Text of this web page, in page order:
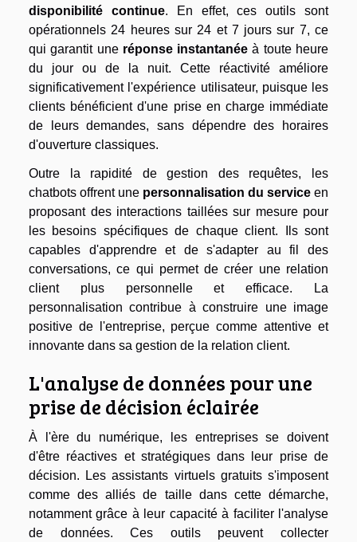
disponibilité continue. En effet, ces outils sont
opérationnels 24 heures sur 24 et 7 jours sur 7, ce
qui garantit une réponse instantanée à toute heure
du jour ou de la nuit. Cette réactivité améliore
significativement l'expérience utilisateur, puisque les
clients bénéficient d'une prise en charge immédiate
de leurs demandes, sans dépendre des horaires
d'ouverture classiques.
Outre la rapidité de gestion des requêtes, les
chatbots offrent une personnalisation du service en
proposant des interactions taillées sur mesure pour
les besoins spécifiques de chaque client. Ils sont
capables d'apprendre et de s'adapter au fil des
conversations, ce qui permet de créer une relation
client plus personnelle et efficace. La
personnalisation contribue à construire une image
positive de l'entreprise, perçue comme attentive et
innovante dans sa gestion de la relation client.
L'analyse de données pour une
prise de décision éclairée
À l'ère du numérique, les entreprises se doivent
d'être réactives et stratégiques dans leur prise de
décision. Les assistants virtuels gratuits s'imposent
comme des alliés de taille dans cette démarche,
notamment grâce à leur capacité à faciliter l'analyse
de données. Ces outils peuvent collecter